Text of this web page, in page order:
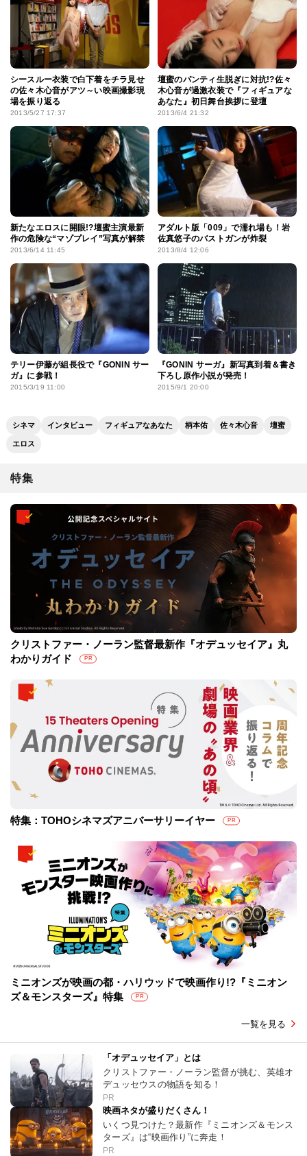
シースルー衣装で白下着をチラ見せ
の佐々木心音がアツ～い映画撮影現
場を振り返る
2013/5/27 17:37
壇蜜のパンティ生脱ぎに対抗!?佐々
木心音が過激衣装で『フィギュアな
あなた』初日舞台挨拶に登壇
2013/6/4 21:32
新たなエロスに開眼!?壇蜜主演最新
作の危険な“マゾプレイ”写真が解禁
2013/6/14 11:45
アダルト版「009」で濡れ場も！岩
佐真悠子のバストガンが炸裂
2013/8/4 12:06
テリー伊藤が組長役で『GONIN サー
ガ』に参戦！
2015/3/19 11:00
『GONIN サーガ』新写真到着＆書き
下ろし原作小説が発売！
2015/9/1 20:00
シネマ インタビュー フィギュアなあなた 柄本佑 佐々木心音 壇蜜
エロス
特集
クリストファー・ノーラン監督最新作『オデュッセイア』丸
わかりガイド
PR
特集：TOHOシネマズアニバーサリーイヤー PR
ミニオンズが映画の都・ハリウッドで映画作り!?『ミニオン
ズ＆モンスターズ』特集
PR
一覧を見る
「オデュッセイア」とは
クリストファー・ノーラン監督が挑む、英雄オ
デュッセウスの物語を知る！
PR
映画ネタが盛りだくさん！
いくつ見つけた？最新作『ミニオンズ＆モンス
ターズ』は“映画作り”に奔走！
PR